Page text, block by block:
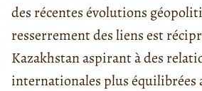
des récentes évolutions
resserrement des liens est
Kazakhstan aspirant à des
internationales plus équilibrées